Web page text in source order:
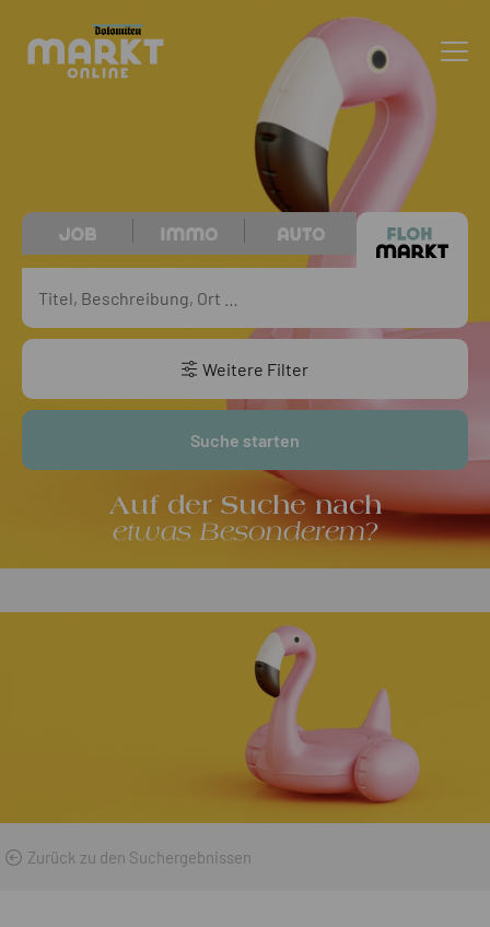
Auf der Suche nach
etwas Besonderem?
Weitere Filter
Suche starten
Zurück zu den Suchergebnissen